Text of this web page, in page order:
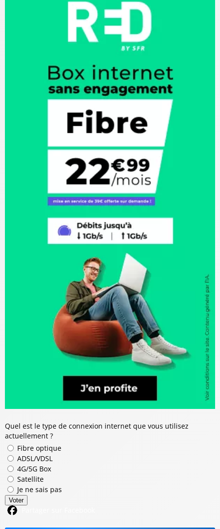
Quel est le type de connexion internet que vous utilisez
actuellement ?
Fibre optique
ADSL/VDSL
4G/5G Box
Satellite
Je ne sais pas
Voter